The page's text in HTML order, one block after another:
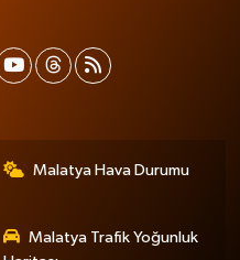
Malatya Hava Durumu
Malatya Trafik Yoğunluk